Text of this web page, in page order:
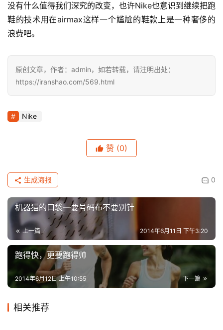
用
户
选
运
没有什么值得我们深究的改变，也许Nike也意识到继续把跑
鞋的技术用在airmax这样一个尴尬的鞋款上是一种奢侈的
浪费吧。
原创文章，作者：admin，如若转载，请注明出处：
https://iranshao.com/569.html
Nike
赞 (0)
0
生成海报
机器猫的口袋—要号码布不要别针
上一篇 2014年6月11日 下午3:20
跑得快，更要跑得帅
下一篇
2014年6月12日 上午10:55
相关推荐